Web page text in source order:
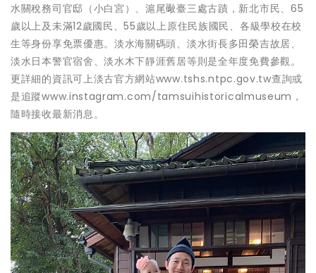
水關稅務司官邸（小白宮）、滬尾礮臺三處古蹟，新北市民、65
歲以上及未滿12歲國民、55歲以上原住民族國民、各級學校在校
生等身份享免票優惠。淡水海關碼頭、淡水街長多田榮吉故居、
淡水日本警官宿舍、淡水木下靜涯舊居等則是全年度免費參觀。
更詳細的資訊可上淡古官方網站www.tshs.ntpc.gov.tw查詢或
是追蹤www.instagram.com/tamsuihistoricalmuseum，
隨時接收最新消息。